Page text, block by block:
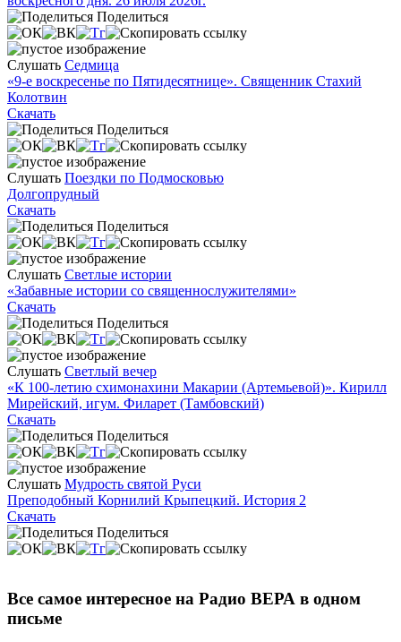
Поделиться
Слушать Седмица
«9-е воскресенье по Пятидесятнице». Священник Стахий
Колотвин
Скачать
Поделиться
Слушать Поездки по Подмосковью
Долгопрудный
Скачать
Поделиться
Слушать Светлые истории
«Забавные истории со священнослужителями»
Скачать
Поделиться
Слушать Светлый вечер
«К 100-летию схимонахини Макарии (Артемьевой)». Кирилл
Мирейский, игум. Филарет (Тамбовский)
Скачать
Поделиться
Слушать Мудрость святой Руси
Преподобный Корнилий Крыпецкий. История 2
Скачать
Поделиться
Все самое интересное на Радио ВЕРА в одном
письме